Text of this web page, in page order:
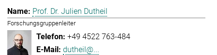
Prof. Dr. Julien Dutheil
Forschungsgruppenleiter
+49 4522 763-484
dutheil@...